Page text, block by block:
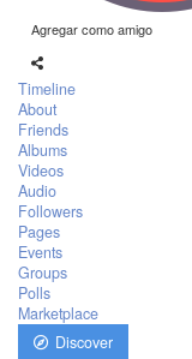
Agregar como amigo
Timeline
About
Friends
Albums
Videos
Audio
Followers
Pages
Events
Groups
Polls
Marketplace
Discover